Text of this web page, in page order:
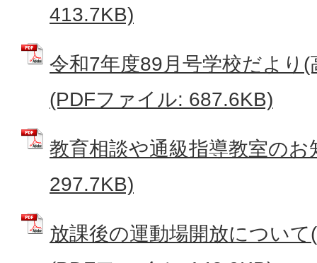
413.7KB)
令和7年度89月号学校だより
(PDFファイル: 687.6KB)
教育相談や通級指導教室の
297.7KB)
放課後の運動場開放につい